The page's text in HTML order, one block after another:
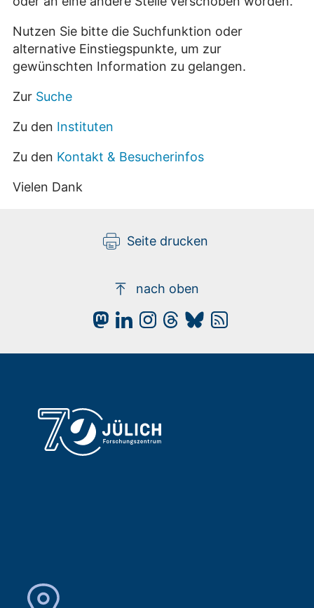
Nutzen Sie bitte die Suchfunktion oder
alternative Einstiegspunkte, um zur
gewünschten Information zu gelangen.
Zur Suche
Zu den Instituten
Zu den Kontakt & Besucherinfos
Vielen Dank
Seite drucken
nach oben